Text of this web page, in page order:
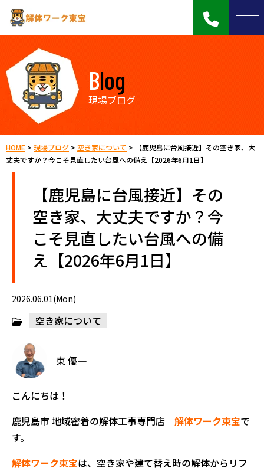
Blog
現場ブログ
HOME > 現場ブログ > 空き家について >
【鹿児島に台風接近】その空き家、大
丈夫ですか？今こそ見直したい台風への備え【2026年6月1日】
【鹿児島に台風接近】その
空き家、大丈夫ですか？今
こそ見直したい台風への備
え【2026年6月1日】
2026.06.01(Mon)
空き家について
東 優一
こんにちは！
鹿児島市 地域密着の解体工事専門店 解体ワーク東宝で
す。
解体ワーク東宝は、空き家や建て替え時の解体からリフ